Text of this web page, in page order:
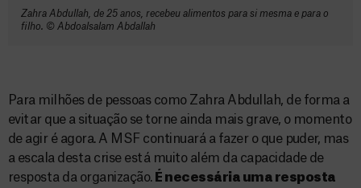
Zahra Abdullah, de 25 anos, recebeu alimentos para si mesma e para o
filho. ©️ Abdoalsalam Abdallah
Para milhões de pessoas como Zahra Abdullah, de forma a
evitar que a situação se torne ainda mais grave, o momento
de agir é agora. A MSF continuará a fazer o que puder, mas
a escala desta crise está muito além da capacidade de
resposta da organização. É necessária uma resposta